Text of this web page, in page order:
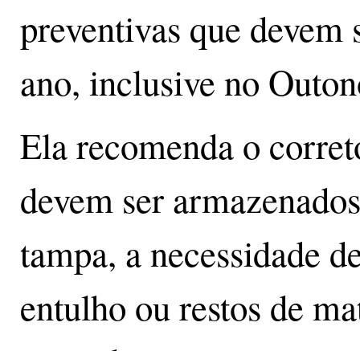
preventivas que
ano, inclusive no
Ela recomenda o
devem ser
tampa, a necessidade
entulho ou restos de